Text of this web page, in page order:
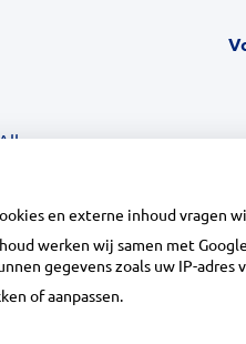
en externe inhoud vragen
werken wij samen met
gegevens zoals uw IP-adres
of aanpassen.